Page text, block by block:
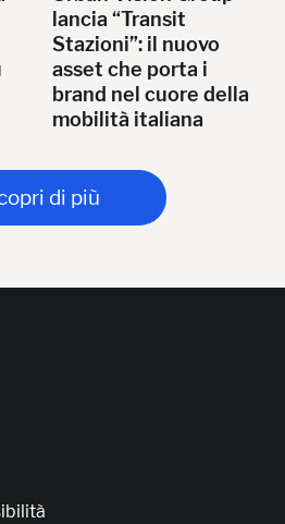
lancia “Transit
Stazioni”: il nuovo
asset che porta i
brand nel cuore della
mobilità italiana
di più